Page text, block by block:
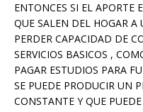
ENTONCES SI EL APORTE
QUE SALEN DEL HOGAR
PERDER CAPACIDAD DE
SERVICIOS BASICOS ,
PAGAR ESTUDIOS PARA
SE PUEDE PRODUCIR UN
CONSTANTE Y QUE